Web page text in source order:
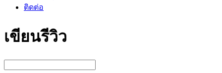
ติดต่อ
เขียนรีวิว